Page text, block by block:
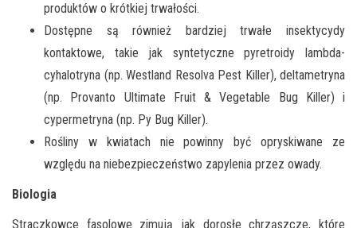
produktów o krótkiej trwałości.
Dostępne są również bardziej trwałe insektycydy
kontaktowe, takie jak syntetyczne pyretroidy lambda-
cyhalotryna (np. Westland Resolva Pest Killer), deltametryna
(np. Provanto Ultimate Fruit & Vegetable Bug Killer) i
cypermetryna (np. Py Bug Killer).
Rośliny w kwiatach nie powinny być opryskiwane ze
względu na niebezpieczeństwo zapylenia przez owady.
Biologia
Straczkowce fasolowe zimują jak dorosłe chrząszcze, które